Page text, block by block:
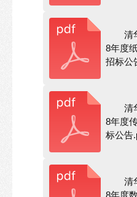
清
8年度
招标公
清
8年度
标公告
清
8年度